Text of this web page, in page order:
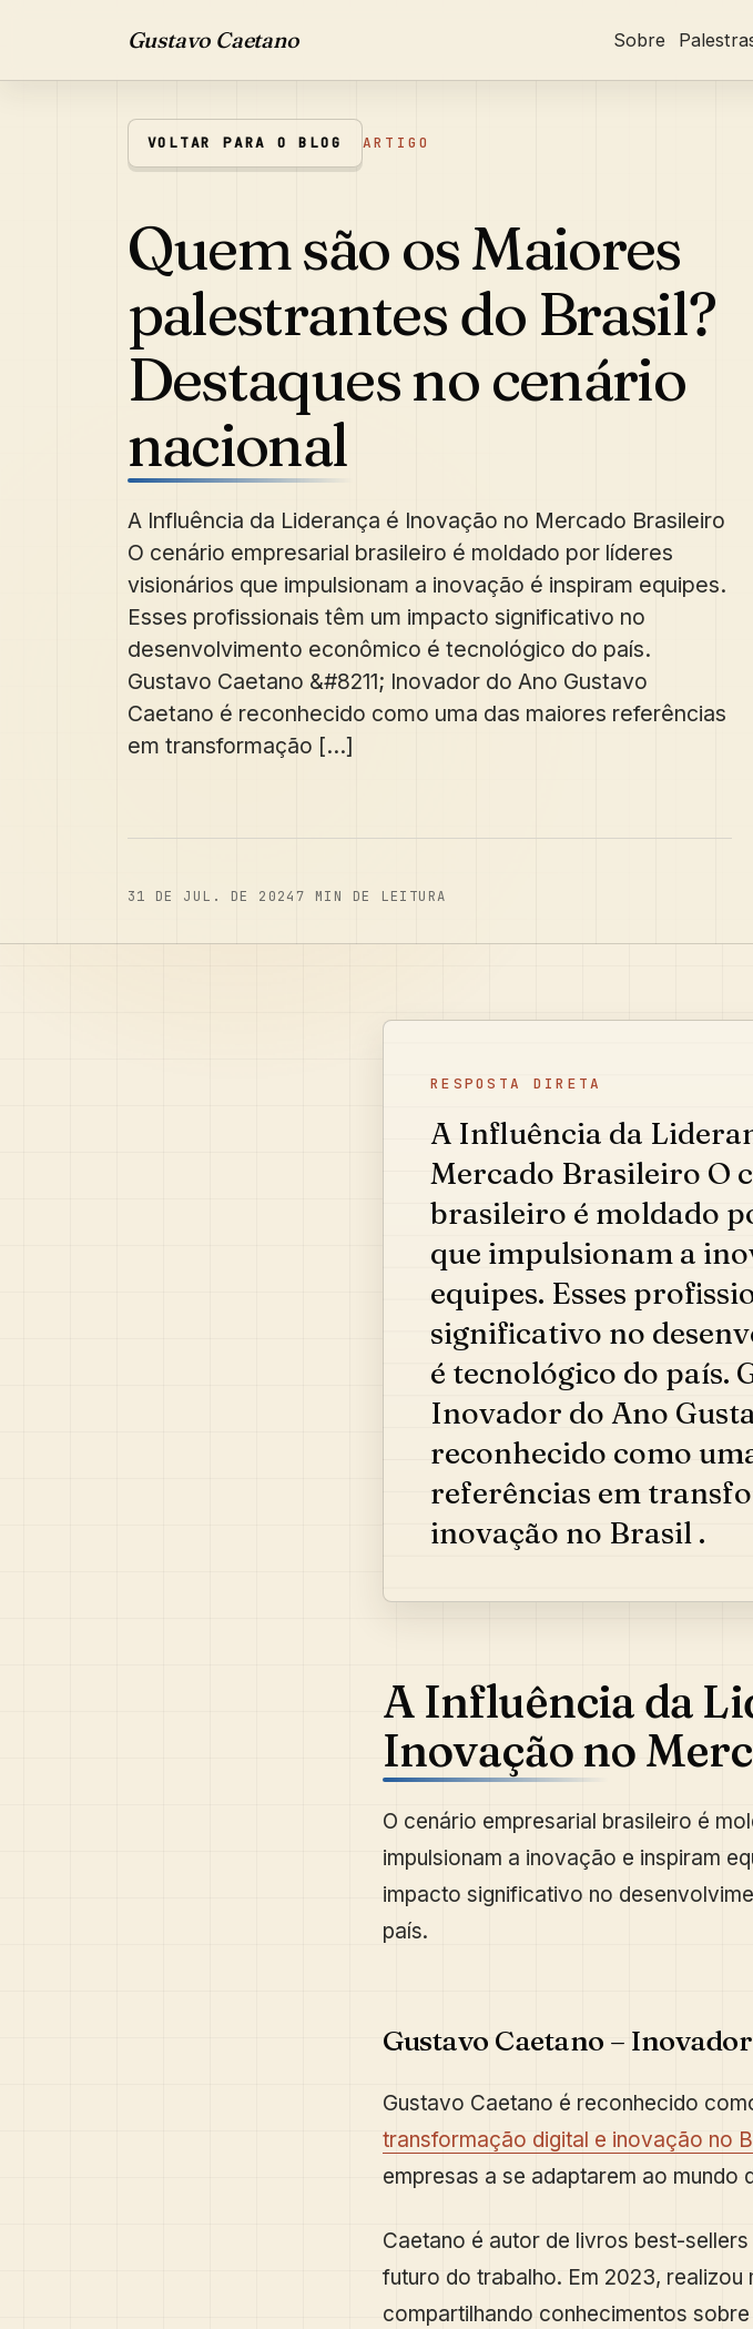
Gustavo Caetano Sobre
VOLTAR PARA O BLOG ARTIGO
Quem são os Maiores
palestrantes do Brasil?
Destaques no cenário
nacional
A Influência da Liderança é Inovação no Mercado Brasileiro
O cenário empresarial brasileiro é moldado por líderes
visionários que impulsionam a inovação é inspiram equipes.
Esses profissionais têm um impacto significativo no
desenvolvimento econômico é tecnológico do país.
Gustavo Caetano &#8211; Inovador do Ano Gustavo
Caetano é reconhecido como uma das maiores referências
em transformação [...]
31 DE JUL. DE 2024 7 MIN DE LEITURA
RESPOSTA DIRETA
A Influência da
Mercado Brasileiro O
brasileiro é moldado
que impulsionam a
equipes. Esses
significativo no
é tecnológico do país.
Inovador do Ano
reconhecido como
referências em
inovação no Brasil .
A Influência da
Inovação no
O cenário empresarial brasileiro é
impulsionam a inovação e inspiram
impacto significativo no
país.
Gustavo Caetano –
Gustavo Caetano é reconhecido
transformação digital e inovação no
empresas a se adaptarem ao mundo
Caetano é autor de livros best-
futuro do trabalho. Em 2023, realizou
compartilhando conhecimentos